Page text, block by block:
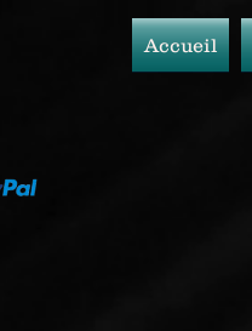
Accueil